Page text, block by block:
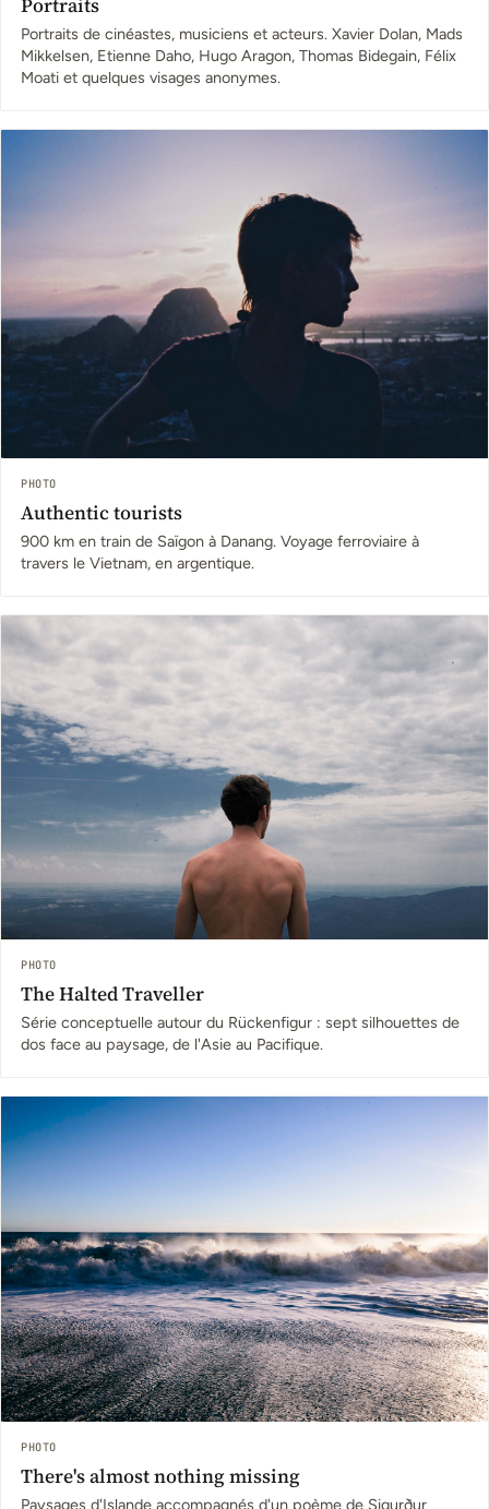
Portraits de cinéastes, musiciens et acteurs. Xavier Dolan, Mads
Mikkelsen, Etienne Daho, Hugo Aragon, Thomas Bidegain, Félix
Moati et quelques visages anonymes.
PHOTO
Authentic tourists
900 km en train de Saïgon à Danang. Voyage ferroviaire à
travers le Vietnam, en argentique.
PHOTO
The Halted Traveller
Série conceptuelle autour du Rückenfigur : sept silhouettes de
dos face au paysage, de l'Asie au Pacifique.
PHOTO
There's almost nothing missing
Paysages d'Islande accompagnés d'un poème de Sigurður